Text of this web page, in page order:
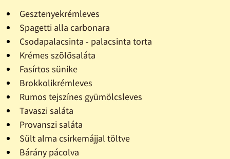
Gesztenyekrémleves
Spagetti alla carbonara
Csodapalacsinta - palacsinta torta
Krémes szõlõsaláta
Fasírtos sünike
Brokkolikrémleves
Rumos tejszínes gyümölcsleves
Tavaszi saláta
Provanszi saláta
Sült alma csirkemájjal töltve
Bárány pácolva